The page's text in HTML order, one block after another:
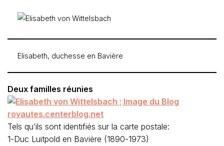
Elisabeth, duchesse en Bavière
Deux familles réunies
Tels qu’ils sont identifiés sur la carte postale:
1-Duc Luitpold en Bavière (1890-1973)